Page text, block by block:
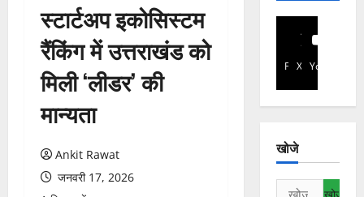
स्टार्टअप इकोसिस्टम
रैंकिंग में उत्तराखंड को
मिली ‘लीडर’ की
मान्यता
Ankit Rawat
जनवरी 17, 2026
Facebook
X YouTube
खोजे
निम्न